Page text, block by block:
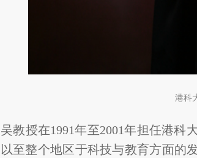
港科
吴教授在1991年至2001年担任港
以至整个地区于科技与教育方面的